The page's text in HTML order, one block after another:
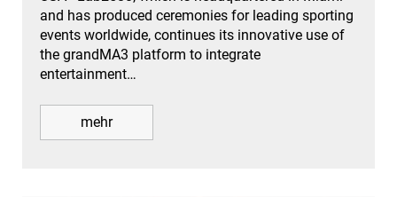
and has produced ceremonies for leading sporting
events worldwide, continues its innovative use of
the grandMA3 platform to integrate
entertainment…
mehr